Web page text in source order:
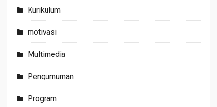
Kurikulum
motivasi
Multimedia
Pengumuman
Program